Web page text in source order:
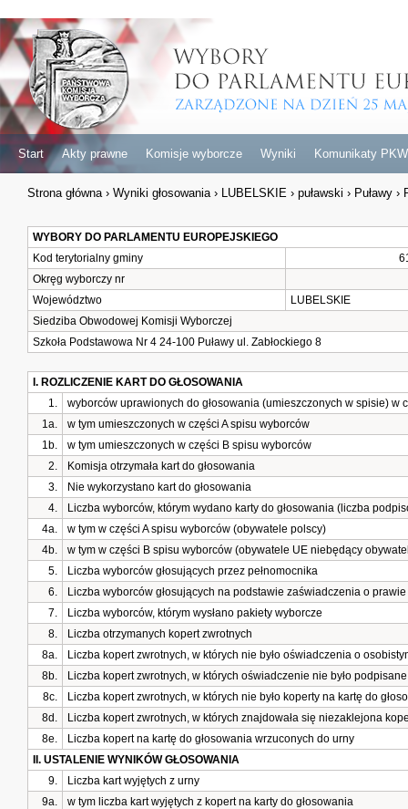
Start Akty prawne Komisje wyborcze Wyniki Komunikaty PKW
Strona główna › Wyniki głosowania › LUBELSKIE › puławski › Puławy ›
WYBORY DO PARLAMENTU EUROPEJSKIEGO
Kod terytorialny gminy
Okręg wyborczy nr
Województwo
LUBELSKIE
Siedziba Obwodowej Komisji Wyborczej
Szkoła Podstawowa Nr 4 24-100 Puławy ul. Zabłockiego 8
I. ROZLICZENIE KART DO GŁOSOWANIA
1.
wyborców uprawionych do głosowania (umieszczonych w spisie) w
1a.
w tym umieszczonych w części A spisu wyborców
1b.
w tym umieszczonych w części B spisu wyborców
2.
Komisja otrzymała kart do głosowania
3.
Nie wykorzystano kart do głosowania
4.
Liczba wyborców, którym wydano karty do głosowania (liczba
4a.
w tym w części A spisu wyborców (obywatele polscy)
4b.
w tym w części B spisu wyborców (obywatele UE niebędący
5.
Liczba wyborców głosujących przez pełnomocnika
6.
Liczba wyborców głosujących na podstawie zaświadczenia o
7.
Liczba wyborców, którym wysłano pakiety wyborcze
8.
Liczba otrzymanych kopert zwrotnych
8a.
Liczba kopert zwrotnych, w których nie było oświadczenia o
8b.
Liczba kopert zwrotnych, w których oświadczenie nie było
8c.
Liczba kopert zwrotnych, w których nie było koperty na kartę do
8d.
Liczba kopert zwrotnych, w których znajdowała się niezaklejona
8e.
Liczba kopert na kartę do głosowania wrzuconych do urny
II. USTALENIE WYNIKÓW GŁOSOWANIA
9.
Liczba kart wyjętych z urny
9a.
w tym liczba kart wyjętych z kopert na karty do głosowania